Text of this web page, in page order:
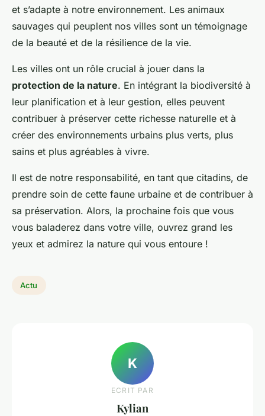
et s’adapte à notre environnement. Les animaux
sauvages qui peuplent nos villes sont un témoignage
de la beauté et de la résilience de la vie.
Les villes ont un rôle crucial à jouer dans la
protection de la nature. En intégrant la biodiversité à
leur planification et à leur gestion, elles peuvent
contribuer à préserver cette richesse naturelle et à
créer des environnements urbains plus verts, plus
sains et plus agréables à vivre.
Il est de notre responsabilité, en tant que citadins, de
prendre soin de cette faune urbaine et de contribuer à
sa préservation. Alors, la prochaine fois que vous
vous baladerez dans votre ville, ouvrez grand les
yeux et admirez la nature qui vous entoure !
Actu
K
ECRIT PAR
Kylian